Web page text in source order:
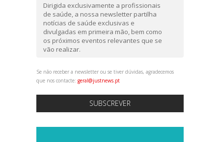
Dirigida exclusivamente a profissionais
de saúde, a nossa newsletter partilha
notícias de saúde exclusivas e
divulgadas em primeira mão, bem como
os próximos eventos relevantes que se
vão realizar.
Se não receber a newsletter ou se tiver dúvidas, agradecemos
que nos contacte: geral@justnews.pt
SUBSCREVER